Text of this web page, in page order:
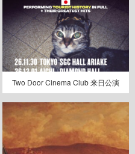
Two Door Cinema Club 来日公演